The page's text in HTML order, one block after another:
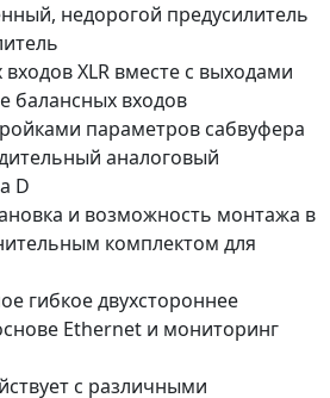
недорогой предусилитель
XLR вместе с выходами
балансных входов
параметров сабвуфера
аналоговый
D
и возможность монтажа в
комплектом для
гибкое двухстороннее
Ethernet и мониторинг
с различными